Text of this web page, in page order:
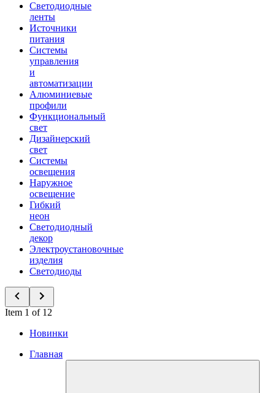
Светодиодные
ленты
Источники
питания
Системы
управления
и
автоматизации
Алюминиевые
профили
Функциональный
свет
Дизайнерский
свет
Системы
освещения
Наружное
освещение
Гибкий
неон
Светодиодный
декор
Электроустановочные
изделия
Светодиоды
Item 1 of 12
Новинки
Главная